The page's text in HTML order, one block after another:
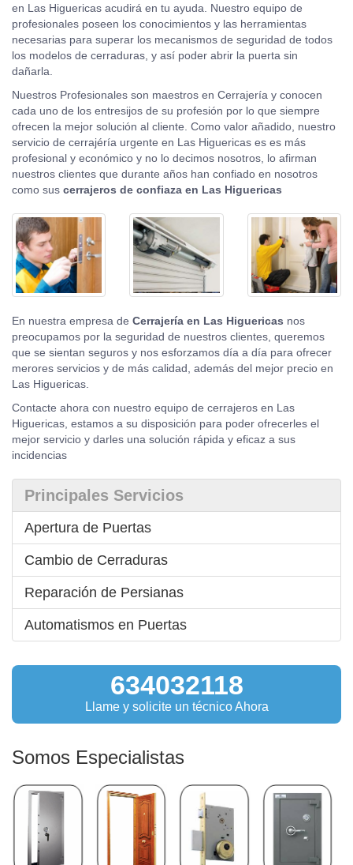
en Las Higuericas acudirá en tu ayuda. Nuestro equipo de
profesionales poseen los conocimientos y las herramientas
necesarias para superar los mecanismos de seguridad de todos
los modelos de cerraduras, y así poder abrir la puerta sin
dañarla.
Nuestros Profesionales son maestros en Cerrajería y conocen
cada uno de los entresijos de su profesión por lo que siempre
ofrecen la mejor solución al cliente. Como valor añadido, nuestro
servicio de cerrajéría urgente en Las Higuericas es es más
profesional y económico y no lo decimos nosotros, lo afirman
nuestros clientes que durante años han confiado en nosotros
como sus cerrajeros de confiaza en Las Higuericas
En nuestra empresa de Cerrajería en Las Higuericas nos
preocupamos por la seguridad de nuestros clientes, queremos
que se sientan seguros y nos esforzamos día a día para ofrecer
merores servicios y de más calidad, además del mejor precio en
Las Higuericas.
Contacte ahora con nuestro equipo de cerrajeros en Las
Higuericas, estamos a su disposición para poder ofrecerles el
mejor servicio y darles una solución rápida y eficaz a sus
incidencias
Principales Servicios
Apertura de Puertas
Cambio de Cerraduras
Reparación de Persianas
Automatismos en Puertas
634032118
Llame y solicite un técnico Ahora
Somos Especialistas